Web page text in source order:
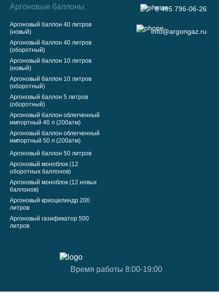
Аргоновые баллоны
Аргоновый баллон 40 литров
(новый)
Аргоновый баллон 40 литров
(оборотный)
Аргоновый баллон 10 литров
(новый)
Аргоновый баллон 10 литров
(оборотный)
Аргоновый баллон 5 литров
(оборотный)
Аргоновый баллон облегченный
импортный 40 л (200атм)
Аргоновый баллон облегченный
импортный 50 л (200атм)
Аргоновый баллон 50 литров
Аргоновый моноблок (12
оборотных баллонов)
Аргоновый моноблок (12 новых
баллонов)
Аргоновый криоцилиндр 200
литров
Аргоновый газификатор 500
литров
8 495 796-06-26
info@argongaz.ru
Время работы 8:00-19:00